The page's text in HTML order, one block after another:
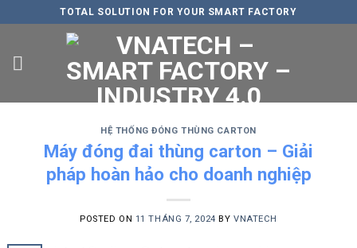
to
TOTAL SOLUTION FOR YOUR SMART FACTORY
HỆ THỐNG ĐÓNG THÙNG CARTON
Máy đóng đai thùng carton – Giải
pháp hoàn hảo cho doanh nghiệp
POSTED ON 11 THÁNG 7, 2024 BY VNATECH